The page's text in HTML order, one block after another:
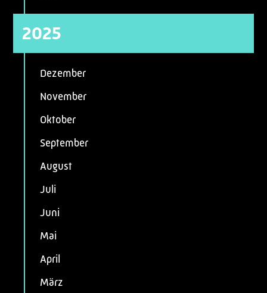
2025
Dezember
November
Oktober
September
August
Juli
Juni
Mai
April
März